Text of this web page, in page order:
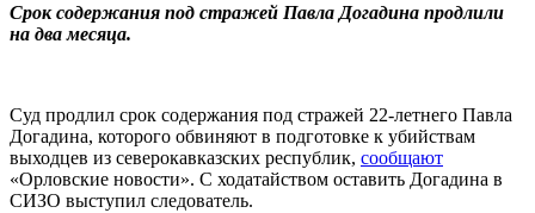
Срок содержания под стражей Павла Догадина продлили
на два месяца.
Суд продлил срок содержания под стражей 22-летнего Павла
Догадина, которого обвиняют в подготовке к убийствам
выходцев из северокавказских республик, сообщают
«Орловские новости». С ходатайством оставить Догадина в
СИЗО выступил следователь.